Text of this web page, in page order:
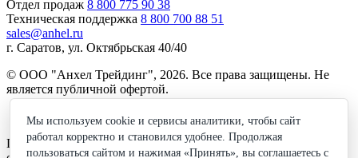
Отдел продаж 8 800 775 90 38
Техническая поддержка 8 800 700 88 51
sales@anhel.ru
г. Саратов, ул. Октябрьская 40/40
© ООО "Анхел Трейдинг", 2026. Все права защищены. Не
является публичной офертой.
Политика обработки персональных данных
Получите бесплатную консультацию по подбору
Мы используем cookie и сервисы аналитики, чтобы сайт
работал корректно и становился удобнее. Продолжая
пользоваться сайтом и нажимая «Принять», вы соглашаетесь с